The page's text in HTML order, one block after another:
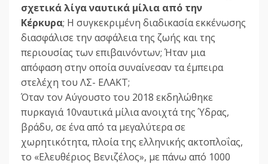
σχετικά λίγα ναυτικά μίλια από την
Κέρκυρα; Η συγκεκριμένη διαδικασία εκκένωσης
διασφάλισε την ασφάλεια της ζωής και της
περιουσίας των επιβαινόντων; Ήταν μια
απόφαση στην οποία συναίνεσαν τα έμπειρα
στελέχη του ΛΣ- ΕΛΑΚΤ;
Όταν τον Αύγουστο του 2018 εκδηλώθηκε
πυρκαγιά 10ναυτικά μίλια ανοιχτά της Ύδρας,
βράδυ, σε ένα από τα μεγαλύτερα σε
χωρητικότητα, πλοία της ελληνικής ακτοπλοΐας,
το «Ελευθέριος Βενιζέλος», με πάνω από 1000